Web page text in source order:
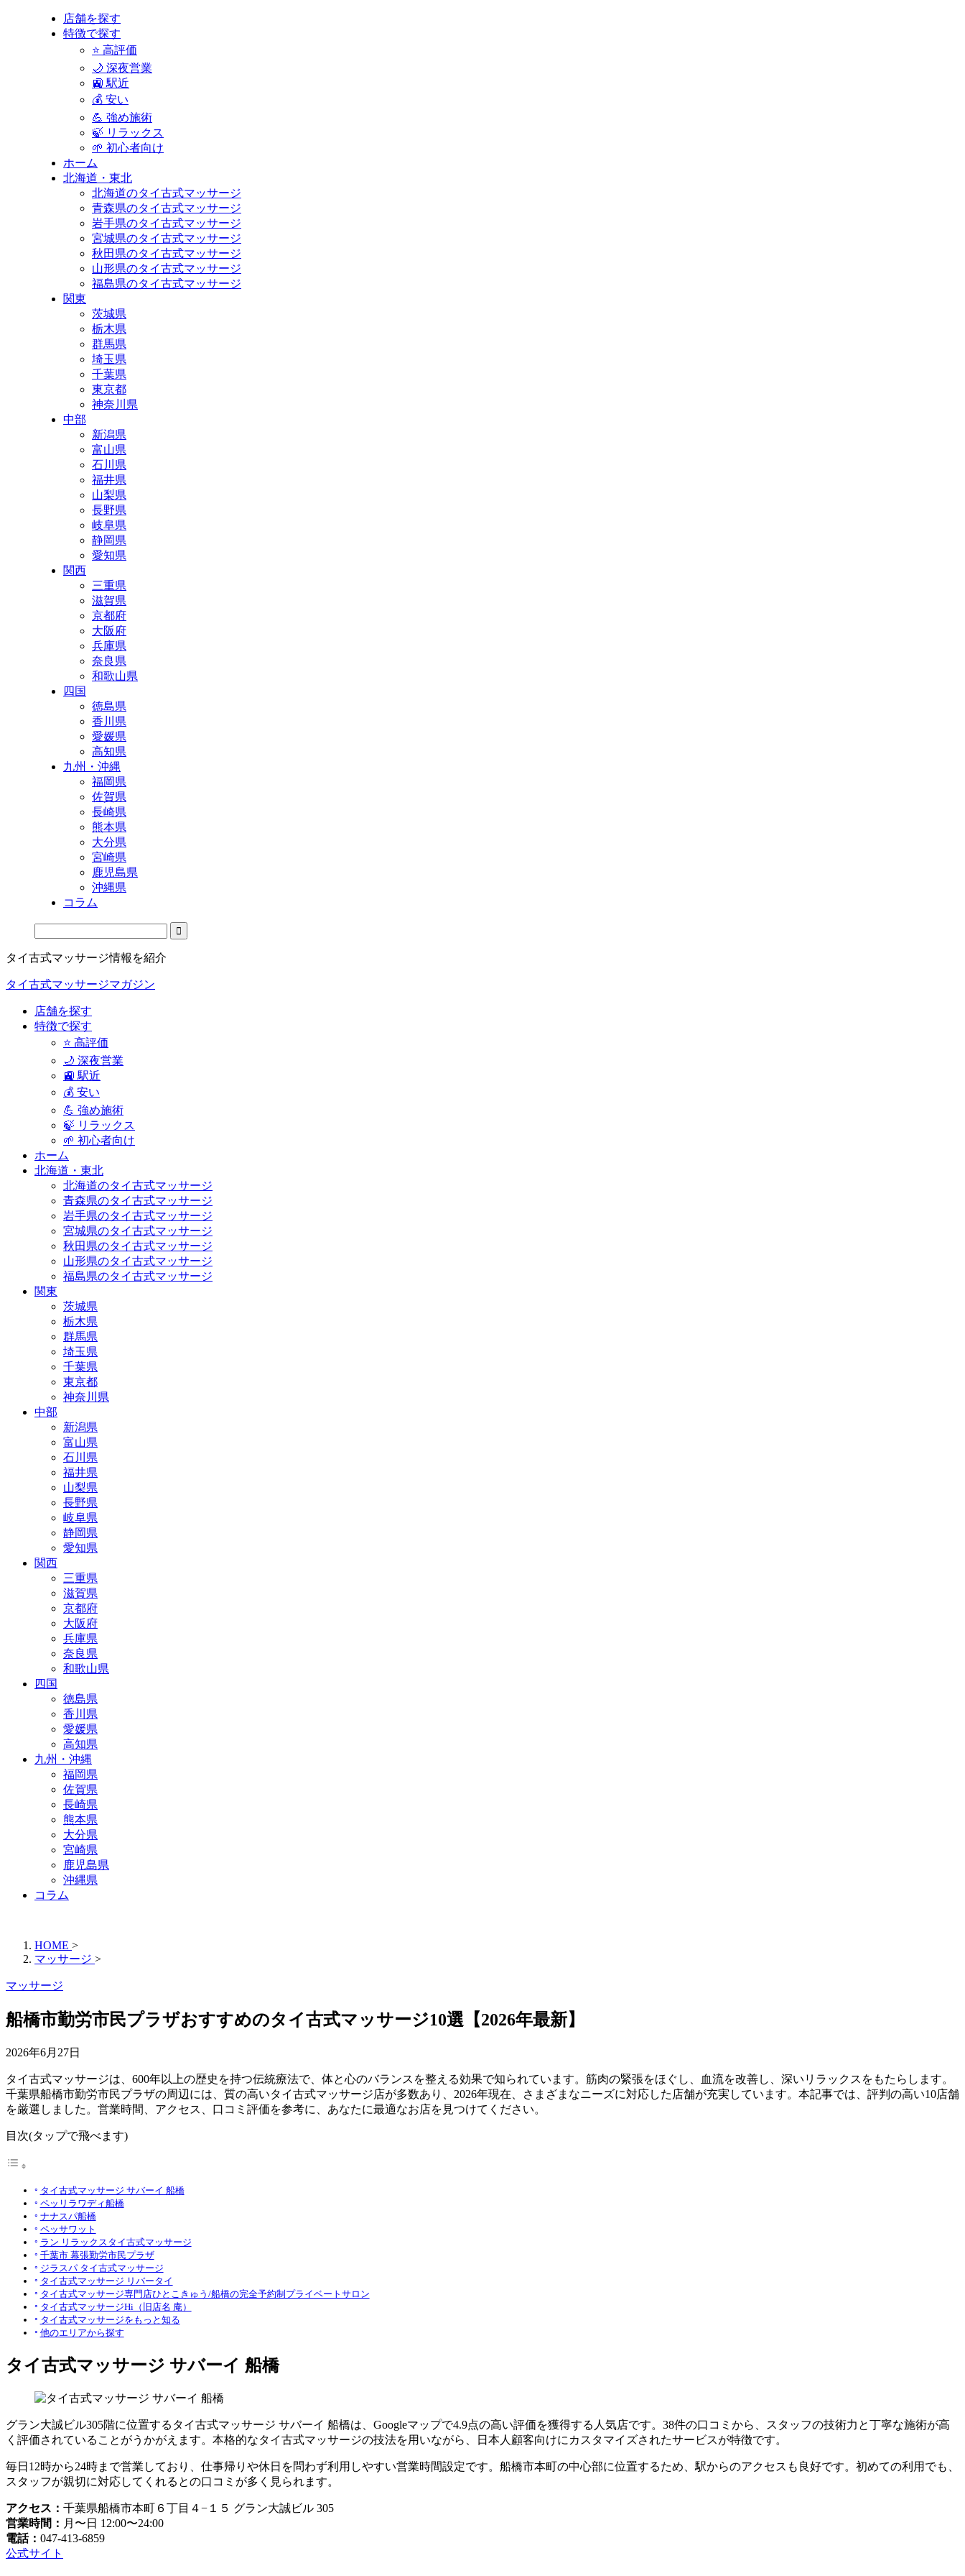
店舗を探す
特徴で探す
⭐ 高評価
🌙 深夜営業
🚉 駅近
💰 安い
💪 強め施術
🍃 リラックス
🌱 初心者向け
ホーム
北海道・東北
北海道のタイ古式マッサージ
青森県のタイ古式マッサージ
岩手県のタイ古式マッサージ
宮城県のタイ古式マッサージ
秋田県のタイ古式マッサージ
山形県のタイ古式マッサージ
福島県のタイ古式マッサージ
関東
茨城県
栃木県
群馬県
埼玉県
千葉県
東京都
神奈川県
中部
新潟県
富山県
石川県
福井県
山梨県
長野県
岐阜県
静岡県
愛知県
関西
三重県
滋賀県
京都府
大阪府
兵庫県
奈良県
和歌山県
四国
徳島県
香川県
愛媛県
高知県
九州・沖縄
福岡県
佐賀県
長崎県
熊本県
大分県
宮崎県
鹿児島県
沖縄県
コラム
タイ古式マッサージ情報を紹介
タイ古式マッサージマガジン
店舗を探す
特徴で探す
⭐ 高評価
🌙 深夜営業
🚉 駅近
💰 安い
💪 強め施術
🍃 リラックス
🌱 初心者向け
ホーム
北海道・東北
北海道のタイ古式マッサージ
青森県のタイ古式マッサージ
岩手県のタイ古式マッサージ
宮城県のタイ古式マッサージ
秋田県のタイ古式マッサージ
山形県のタイ古式マッサージ
福島県のタイ古式マッサージ
関東
茨城県
栃木県
群馬県
埼玉県
千葉県
東京都
神奈川県
中部
新潟県
富山県
石川県
福井県
山梨県
長野県
岐阜県
静岡県
愛知県
関西
三重県
滋賀県
京都府
大阪府
兵庫県
奈良県
和歌山県
四国
徳島県
香川県
愛媛県
高知県
九州・沖縄
福岡県
佐賀県
長崎県
熊本県
大分県
宮崎県
鹿児島県
沖縄県
コラム
HOME >
マッサージ >
マッサージ
船橋市勤労市民プラザおすすめのタイ古式マッサージ10選【2026年最新】
2026年6月27日
タイ古式マッサージは、600年以上の歴史を持つ伝統療法で、体と心のバランスを整える効果で知られています。筋肉の緊張をほぐし、血流を改善し、深いリラックスをもたらします。
千葉県船橋市勤労市民プラザの周辺には、質の高いタイ古式マッサージ店が多数あり、2026年現在、さまざまなニーズに対応した店舗が充実しています。本記事では、評判の高い10店舗
を厳選しました。営業時間、アクセス、口コミ評価を参考に、あなたに最適なお店を見つけてください。
目次(タップで飛べます)
タイ古式マッサージ サバーイ 船橋
ペッリラワディ船橋
ナナスパ船橋
ペッサワット
ラン リラックスタイ古式マッサージ
千葉市 幕張勤労市民プラザ
ジラスパ タイ古式マッサージ
タイ古式マッサージ リバータイ
タイ古式マッサージ専門店ひとこきゅう/船橋の完全予約制プライベートサロン
タイ古式マッサージHi（旧店名 庵）
タイ古式マッサージをもっと知る
他のエリアから探す
タイ古式マッサージ サバーイ 船橋
グラン大誠ビル305階に位置するタイ古式マッサージ サバーイ 船橋は、Googleマップで4.9点の高い評価を獲得する人気店です。38件の口コミから、スタッフの技術力と丁寧な施術が高
く評価されていることがうかがえます。本格的なタイ古式マッサージの技法を用いながら、日本人顧客向けにカスタマイズされたサービスが特徴です。
毎日12時から24時まで営業しており、仕事帰りや休日を問わず利用しやすい営業時間設定です。船橋市本町の中心部に位置するため、駅からのアクセスも良好です。初めての利用でも、
スタッフが親切に対応してくれるとの口コミが多く見られます。
アクセス： 千葉県船橋市本町６丁目４−１５ グラン大誠ビル 305
営業時間： 月〜日 12:00〜24:00
電話： 047-413-6859
公式サイト